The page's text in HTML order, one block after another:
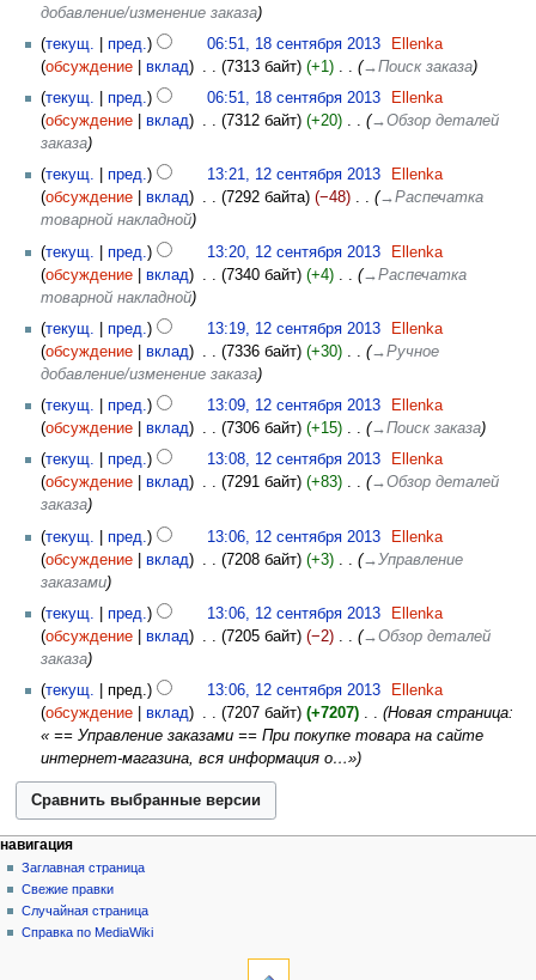
добавление/изменение заказа
текущ.
пред. 06:51, 18 сентября 2013
Ellenka
обсуждение
вклад 7313 байт +1 ‎
→‎Поиск заказа
текущ.
пред. 06:51, 18 сентября 2013
Ellenka
обсуждение
вклад 7312 байт +20 ‎
→‎Обзор деталей
заказа
текущ.
пред. 13:21, 12 сентября 2013
Ellenka
обсуждение
вклад 7292 байта −48 ‎
→‎Распечатка
товарной накладной
текущ.
пред. 13:20, 12 сентября 2013
Ellenka
обсуждение
вклад 7340 байт +4 ‎
→‎Распечатка
товарной накладной
текущ.
пред. 13:19, 12 сентября 2013
Ellenka
обсуждение
вклад 7336 байт +30 ‎
→‎Ручное
добавление/изменение заказа
текущ.
пред. 13:09, 12 сентября 2013
Ellenka
обсуждение
вклад 7306 байт +15 ‎
→‎Поиск заказа
текущ.
пред. 13:08, 12 сентября 2013
Ellenka
обсуждение
вклад 7291 байт +83 ‎
→‎Обзор деталей
заказа
текущ.
пред. 13:06, 12 сентября 2013
Ellenka
обсуждение
вклад 7208 байт +3 ‎
→‎Управление
заказами
текущ.
пред. 13:06, 12 сентября 2013
Ellenka
обсуждение
вклад 7205 байт −2 ‎
→‎Обзор деталей
заказа
текущ.
пред. 13:06, 12 сентября 2013
Ellenka
обсуждение
вклад 7207 байт +7207 ‎
Новая страница:
« == Управление заказами == При покупке товара на сайте
интернет-магазина, вся информация о…»
навигация
Заглавная страница
Свежие правки
Случайная страница
Справка по MediaWiki